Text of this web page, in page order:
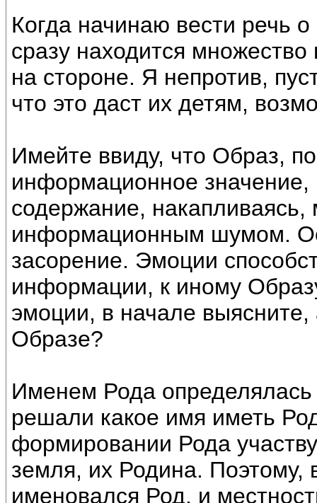
Когда начинаю вести речь
сразу находится
на стороне. Я непротив,
что это даст их детям,
Имейте ввиду, что Образ,
информационное
содержание, накапливаясь,
информационным шумом.
засорение. Эмоции
информации, к иному
эмоции, в начале
Образе?
Именем Рода определялась
решали какое имя иметь
формировании Рода
земля, их Родина.
именовался Род, и